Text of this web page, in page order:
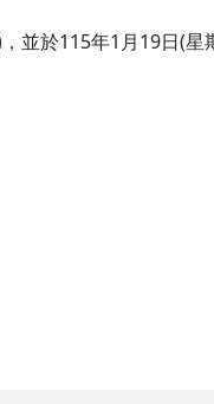
並於115年1月19日(